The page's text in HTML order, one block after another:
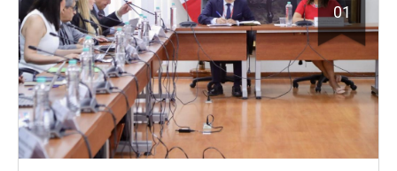
01